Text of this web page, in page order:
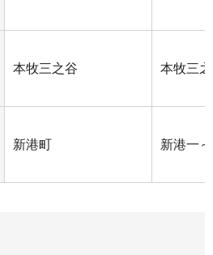
本牧三之谷 本牧三
新港町 新港一